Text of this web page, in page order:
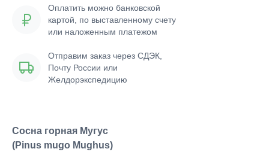
Отправим заказ через СДЭК,
Почту России или
Желдорэкспедицию
Оплатить можно банковской
картой, по выставленному счету
или наложенным платежом
Сосна горная Мугус
(Pinus mugo Mughus)